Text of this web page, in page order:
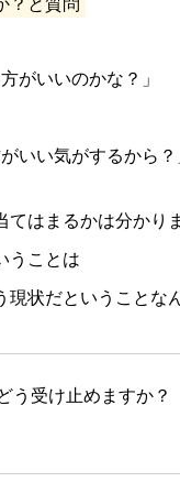
がいいのかな？」
いい気がするから？
てはまるかは分かり
うことは
現状だということな
う受け止めますか？